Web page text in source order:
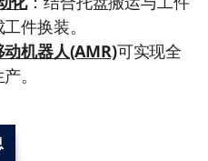
件换装。
动机器人(AMR)可实现全
。